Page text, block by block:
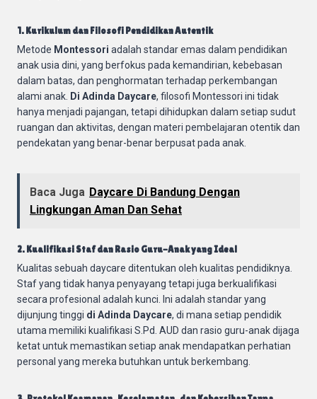
1. Kurikulum dan Filosofi Pendidikan Autentik
Metode Montessori adalah standar emas dalam pendidikan
anak usia dini, yang berfokus pada kemandirian, kebebasan
dalam batas, dan penghormatan terhadap perkembangan
alami anak. Di Adinda Daycare, filosofi Montessori ini tidak
hanya menjadi pajangan, tetapi dihidupkan dalam setiap sudut
ruangan dan aktivitas, dengan materi pembelajaran otentik dan
pendekatan yang benar-benar berpusat pada anak.
Baca Juga Daycare Di Bandung Dengan
Lingkungan Aman Dan Sehat
2. Kualifikasi Staf dan Rasio Guru-Anak yang Ideal
Kualitas sebuah daycare ditentukan oleh kualitas pendidiknya.
Staf yang tidak hanya penyayang tetapi juga berkualifikasi
secara profesional adalah kunci. Ini adalah standar yang
dijunjung tinggi di Adinda Daycare, di mana setiap pendidik
utama memiliki kualifikasi S.Pd. AUD dan rasio guru-anak dijaga
ketat untuk memastikan setiap anak mendapatkan perhatian
personal yang mereka butuhkan untuk berkembang.